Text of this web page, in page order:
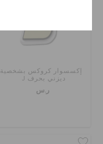
إكسسوار كروكس بشخصية
ديزني بحرف J
ر.س